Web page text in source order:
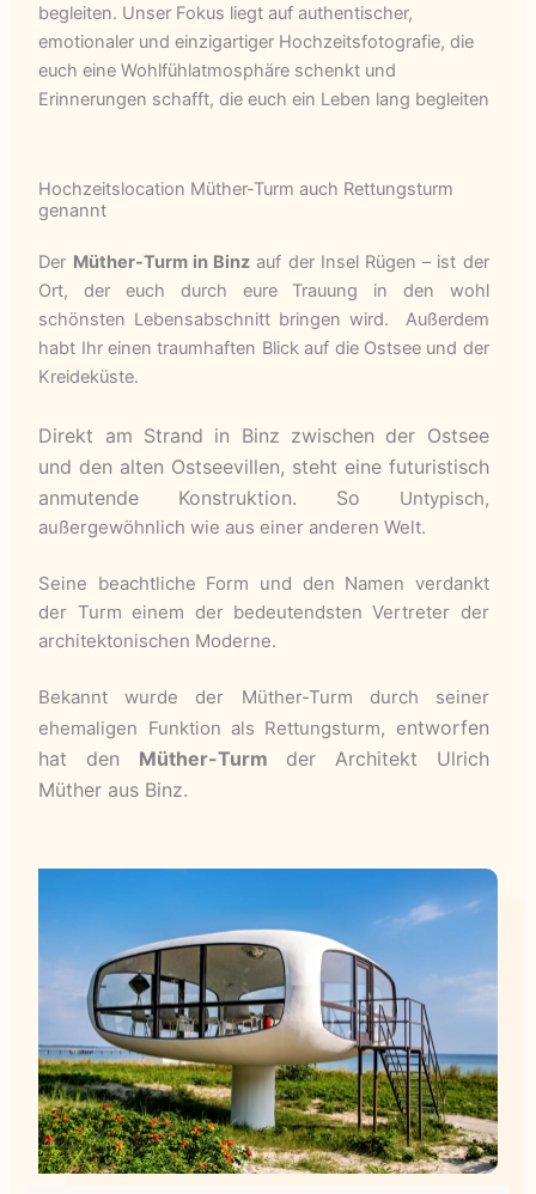
begleiten. Unser Fokus liegt auf authentischer,
emotionaler und einzigartiger Hochzeitsfotografie, die
euch eine Wohlfühlatmosphäre schenkt und
Erinnerungen schafft, die euch ein Leben lang begleiten
Hochzeitslocation Müther-Turm auch Rettungsturm
genannt
Der Müther-Turm in Binz auf der Insel Rügen – ist der
Ort, der euch durch eure Trauung in den wohl
schönsten Lebensabschnitt bringen wird. Außerdem
habt Ihr einen traumhaften Blick auf die Ostsee und der
Kreideküste.
Direkt am Strand in Binz zwischen der Ostsee
und den alten Ostseevillen, steht eine futuristisch
anmutende Konstruktion. So
Untypisch,
außergewöhnlich wie aus einer anderen Welt.
Seine beachtliche Form und den Namen verdankt
der Turm einem der bedeutendsten Vertreter der
architektonischen Moderne.
Bekannt wurde der Müther-Turm durch seiner
ehemaligen Funktion als Rettungsturm, entworfen
hat den Müther-Turm der Architekt Ulrich
Müther aus Binz.